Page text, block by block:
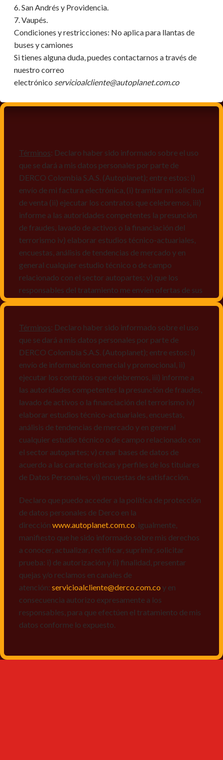
6. San Andrés y Providencia.
7. Vaupés.
Condiciones y restricciones: No aplica para llantas de
buses y camiones
Si tienes alguna duda, puedes contactarnos a través de
nuestro correo
electrónico servicioalcliente@autoplanet.com.co
Términos: Declaro haber sido informado sobre el uso
que se dará a mis datos personales por parte de
DERCO Colombia S.A.S. (Autoplanet); entre estos: i)
envío de mi factura electrónica, (i) tramitar mi solicitud
de venta (ii) ejecutar los contratos que celebremos, iii)
informe a las autoridades competentes la presunción
de fraudes, lavado de activos o la financiación del
terrorismo iv) elaborar estudios técnico-actuariales,
encuestas, análisis de tendencias de mercado y en
general cualquier estudio técnico o de campo
relacionado con el sector autopartes; v) que los
responsables del tratamiento me envíen ofertas de sus
mismos, vi) crear bases de datos de acuerdo a las
características y perfiles de los titulares de Datos
Personales, v) encuestas de satisfacción, vi) reportes
recall.
Declaro que puedo acceder a la política de protección
de datos personales de Derco en la
direcciónwww.autoplanet.com.co, igualmente,
manifiesto que he sido informado sobre mis derechos
a conocer, actualizar, rectificar, suprimir, solicitar
prueba: i) de autorización y ii) finalidad, presentar
quejas y/o reclamos en canales de
atención: servicioalcliente@derco.com.coy en
responsables, para que efectúen el tratamiento de mis
datos conforme lo expuesto.
Términos: Declaro haber sido informado sobre el uso
que se dará a mis datos personales por parte de
DERCO Colombia S.A.S. (Autoplanet); entre estos: i)
envío de información comercial y promocional, ii)
ejecutar los contratos que celebremos, iii) informe a
las autoridades competentes la presunción de fraudes,
lavado de activos o la financiación del terrorismo iv)
elaborar estudios técnico-actuariales, encuestas,
análisis de tendencias de mercado y en general
cualquier estudio técnico o de campo relacionado con
el sector autopartes; v) crear bases de datos de
acuerdo a las características y perfiles de los titulares
de Datos Personales, vi) encuestas de satisfacción.
Declaro que puedo acceder a la política de protección
de datos personales de Derco en la
dirección www.autoplanet.com.co , igualmente,
manifiesto que he sido informado sobre mis derechos
a conocer, actualizar, rectificar, suprimir, solicitar
prueba: i) de autorización y ii) finalidad, presentar
quejas y/o reclamos en canales de
atención: servicioalcliente@derco.com.co y en
consecuencia autorizo expresamente a los
responsables, para que efectúen el tratamiento de mis
datos conforme lo expuesto.